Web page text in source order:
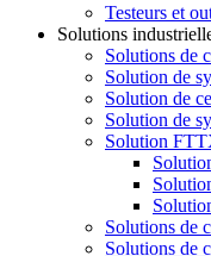
Testeurs et
Solutions
Solutions de
Solution de
Solution de
Solution de
Solution
Solutions de
Solutions de